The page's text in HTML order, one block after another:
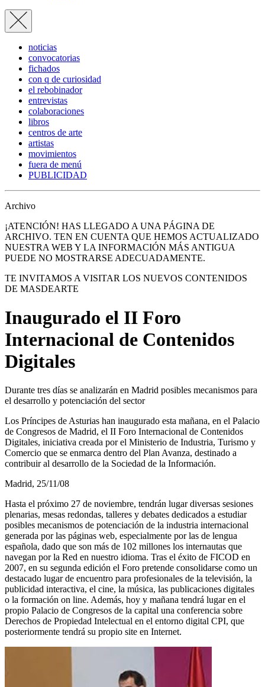
noticias
convocatorias
fichados
con q de curiosidad
el rebobinador
entrevistas
colaboraciones
libros
centros de arte
artistas
movimientos
fuera de menú
PUBLICIDAD
Archivo
¡ATENCIÓN! HAS LLEGADO A UNA PÁGINA DE
ARCHIVO. TEN EN CUENTA QUE HEMOS ACTUALIZADO
NUESTRA WEB Y LA INFORMACIÓN MÁS ANTIGUA
PUEDE NO MOSTRARSE ADECUADAMENTE.
TE INVITAMOS A VISITAR LOS NUEVOS CONTENIDOS
DE MASDEARTE
Inaugurado el II Foro
Internacional de Contenidos
Digitales
Durante tres días se analizarán en Madrid posibles mecanismos para
el desarrollo y potenciación del sector
Los Príncipes de Asturias han inaugurado esta mañana, en el Palacio
de Congresos de Madrid, el II Foro Internacional de Contenidos
Digitales, iniciativa creada por el Ministerio de Industria, Turismo y
Comercio que se enmarca dentro del Plan Avanza, destinado a
contribuir al desarrollo de la Sociedad de la Información.
Madrid, 25/11/08
Hasta el próximo 27 de noviembre, tendrán lugar diversas sesiones
plenarias, mesas redondas, talleres y debates dedicados a estudiar
posibles mecanismos de potenciación de la industria internacional
generada por las páginas web, especialmente por las de lengua
española, dado que son más de 102 millones los internautas que
navegan por la Red en nuestro idioma. Tras el éxito de FICOD en
2007, en su segunda edición el Foro pretende consolidarse como un
destacado lugar de encuentro para profesionales de la televisión, la
publicidad interactiva, el cine, la música, las publicaciones digitales
o la formación on line. Además, hoy y mañana tendrá lugar en el
propio Palacio de Congresos de la capital una conferencia sobre
Derechos de Propiedad Intelectual en el entorno digital CPI, que
posteriormente tendrá su propio site en Internet.